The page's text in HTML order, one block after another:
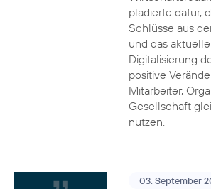
plädierte dafür,
Schlüsse aus
und das
Digitalisierung
positive
Mitarbeiter,
Gesellschaft
nutzen.
03. September